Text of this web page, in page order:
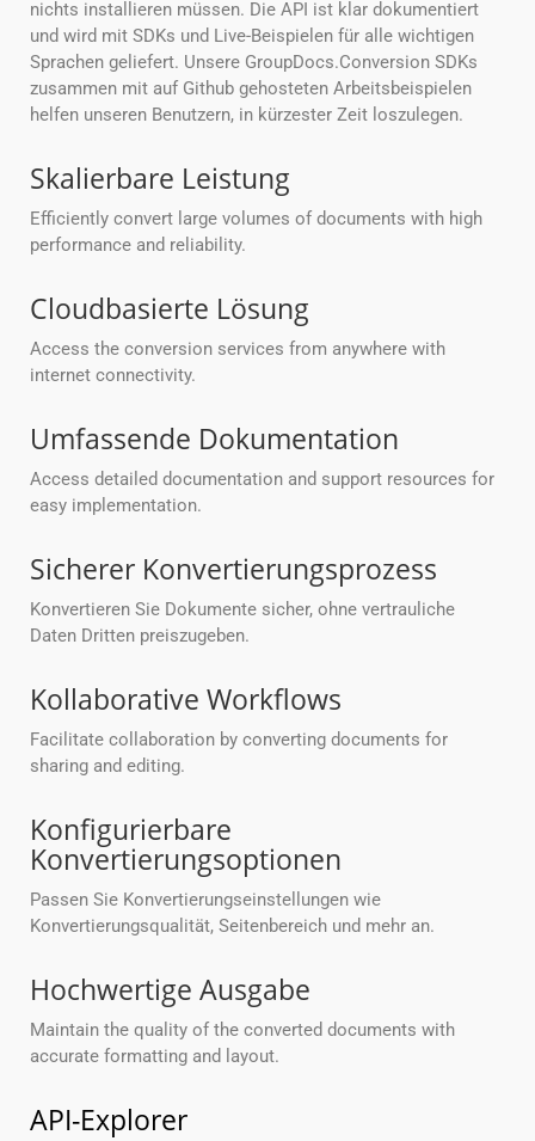
nichts installieren müssen. Die API ist klar dokumentiert
und wird mit SDKs und Live-Beispielen für alle wichtigen
Sprachen geliefert. Unsere GroupDocs.Conversion SDKs
zusammen mit auf Github gehosteten Arbeitsbeispielen
helfen unseren Benutzern, in kürzester Zeit loszulegen.
Skalierbare Leistung
Efficiently convert large volumes of documents with high
performance and reliability.
Cloudbasierte Lösung
Access the conversion services from anywhere with
internet connectivity.
Umfassende Dokumentation
Access detailed documentation and support resources for
easy implementation.
Sicherer Konvertierungsprozess
Konvertieren Sie Dokumente sicher, ohne vertrauliche
Daten Dritten preiszugeben.
Kollaborative Workflows
Facilitate collaboration by converting documents for
sharing and editing.
Konfigurierbare
Konvertierungsoptionen
Passen Sie Konvertierungseinstellungen wie
Konvertierungsqualität, Seitenbereich und mehr an.
Hochwertige Ausgabe
Maintain the quality of the converted documents with
accurate formatting and layout.
API-Explorer